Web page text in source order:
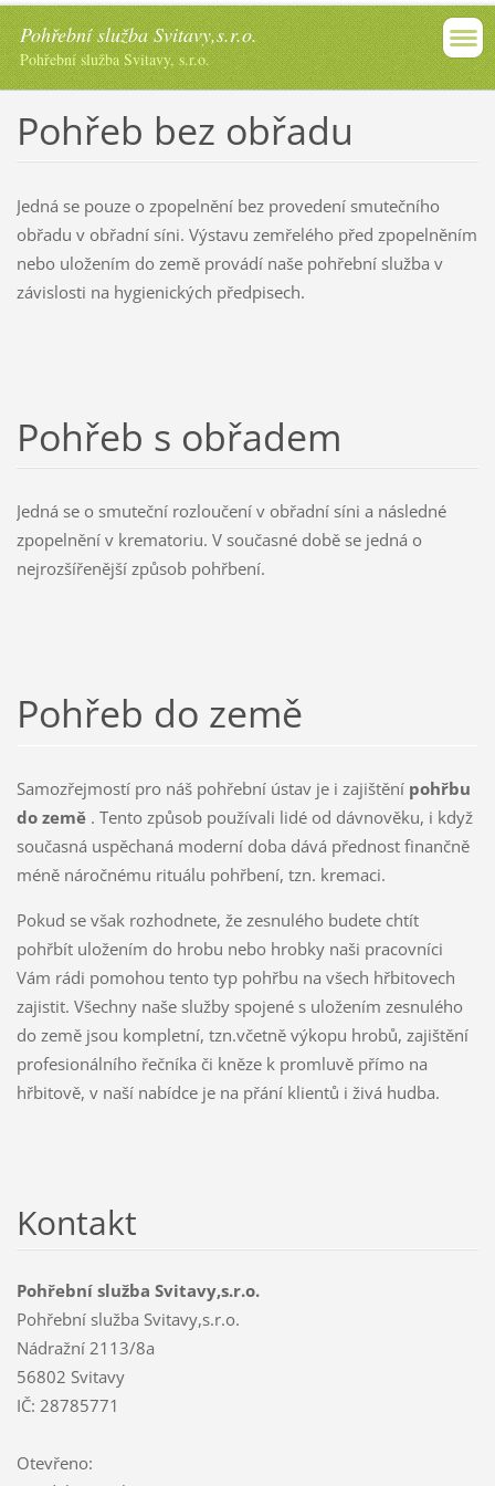
Pohřební služba Svitavy,s.r.o.
Pohřební služba Svitavy, s.r.o.
Pohřeb bez obřadu
Jedná se pouze o zpopelnění bez provedení smutečního
obřadu v obřadní síni. Výstavu zemřelého před zpopelněním
nebo uložením do země provádí naše pohřební služba v
závislosti na hygienických předpisech.
Pohřeb s obřadem
Jedná se o smuteční rozloučení v obřadní síni a následné
zpopelnění v krematoriu. V současné době se jedná o
nejrozšířenější způsob pohřbení.
Pohřeb do země
Samozřejmostí pro náš pohřební ústav je i zajištění pohřbu
do země. Tento způsob používali lidé od dávnověku, i když
současná uspěchaná moderní doba dává přednost finančně
méně náročnému rituálu pohřbení, tzn. kremaci.
Pokud se však rozhodnete, že zesnulého budete chtít
pohřbít uložením do hrobu nebo hrobky naši pracovníci
Vám rádi pomohou tento typ pohřbu na všech hřbitovech
zajistit. Všechny naše služby spojené s uložením zesnulého
do země jsou kompletní, tzn.včetně výkopu hrobů, zajištění
profesionálního řečníka či kněze k promluvě přímo na
hřbitově, v naší nabídce je na přání klientů i živá hudba.
Kontakt
Pohřební služba Svitavy,s.r.o.
Pohřební služba Svitavy,s.r.o.
Nádražní 2113/8a
56802 Svitavy
IČ: 28785771
Otevřeno: